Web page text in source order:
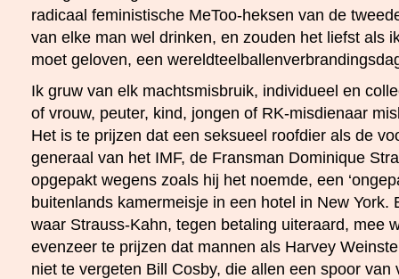
radicaal feministische MeToo-heksen van de
van elke man wel drinken, en zouden het liefst als
moet geloven, een
Ik gruw van elk machtsmisbruik, individueel en
of vrouw, peuter, kind, jongen of RK-misdienaar
Het is te prijzen dat een seksueel roofdier als de
generaal van het IMF, de Fransman Dominique
opgepakt wegens zoals hij het noemde, een
buitenlands kamermeisje in een hotel in New York.
waar Strauss-Kahn, tegen betaling uiteraard, mee
evenzeer te prijzen dat mannen als Harvey
niet te vergeten Bill Cosby, die allen een spoor van